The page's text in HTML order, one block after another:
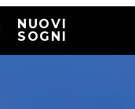
NUOVI
SOGNI